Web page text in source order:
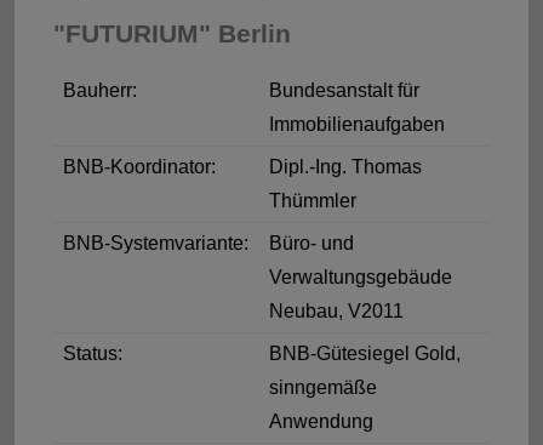
"FUTURIUM" Berlin
Bauherr:
Bundesanstalt für
Immobilienaufgaben
BNB-Koordinator:
Dipl.-Ing. Thomas
Thümmler
BNB-Systemvariante:
Büro- und
Verwaltungsgebäude
Neubau, V2011
Status:
BNB-Gütesiegel Gold,
sinngemäße
Anwendung